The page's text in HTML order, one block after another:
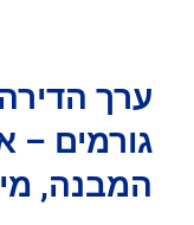
ערך
גורמים –
המבנה,